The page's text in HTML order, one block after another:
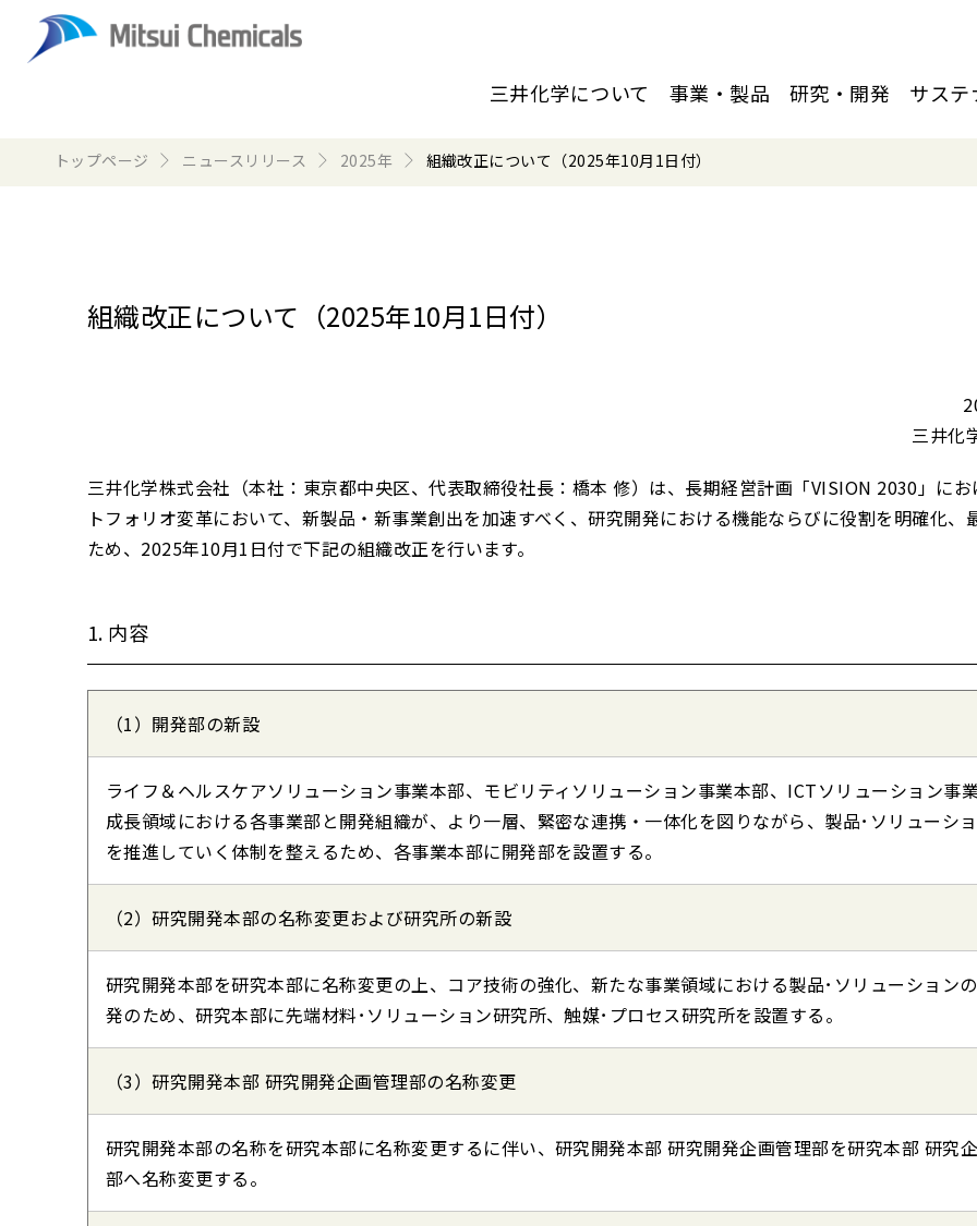
三井化学について 事業・製品 研究・開発 サステ
トップページ ニュースリリース 2025年 組織改正について（2025年10月1日付）
組織改正について（2025年10月1日付）
三井化
三井化学株式会社（本社：東京都中央区、代表取締役社長：橋本 修）は、長期経営計画「VISION 2030」に
トフォリオ変革において、新製品・新事業創出を加速すべく、研究開発における機能ならびに役割を明確化、
ため、2025年10月1日付で下記の組織改正を行います。
1. 内容
（1）開発部の新設
ライフ＆ヘルスケアソリューション事業本部、モビリティソリューション事業本部、ICTソリューション事
成長領域における各事業部と開発組織が、より一層、緊密な連携・一体化を図りながら、製品･ソリューシ
を推進していく体制を整えるため、各事業本部に開発部を設置する。
（2）研究開発本部の名称変更および研究所の新設
研究開発本部を研究本部に名称変更の上、コア技術の強化、新たな事業領域における製品･ソリューション
発のため、研究本部に先端材料･ソリューション研究所、触媒･プロセス研究所を設置する。
（3）研究開発本部 研究開発企画管理部の名称変更
研究開発本部の名称を研究本部に名称変更するに伴い、研究開発本部 研究開発企画管理部を研究本部 研究
部へ名称変更する。